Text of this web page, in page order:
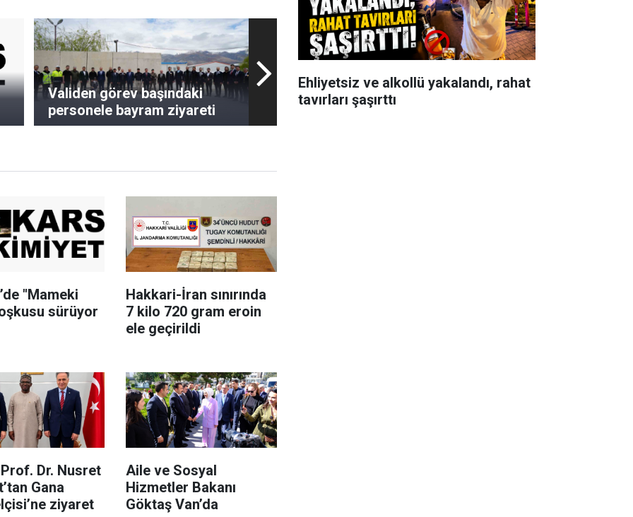
Validen görev başındaki
personele bayram ziyareti
"Mameki
sürüyor
Hakkari-İran sınırında
7 kilo 720 gram eroin
ele geçirildi
Dr. Nusret
Gana
ziyaret
Aile ve Sosyal
Hizmetler Bakanı
Göktaş Van’da
Ehliyetsiz ve alkollü yakalandı, rahat
tavırları şaşırttı